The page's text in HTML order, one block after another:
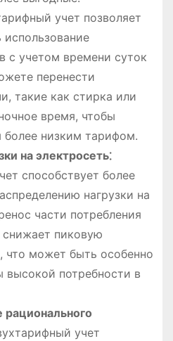
учет позволяет
использование
с учетом времени суток
перенести
такие как стирка или
время, чтобы
более низким тарифом.
на электросеть⁚
способствует более
нагрузки на
части потребления
пиковую
что может быть особенно
высокой потребности в
учет